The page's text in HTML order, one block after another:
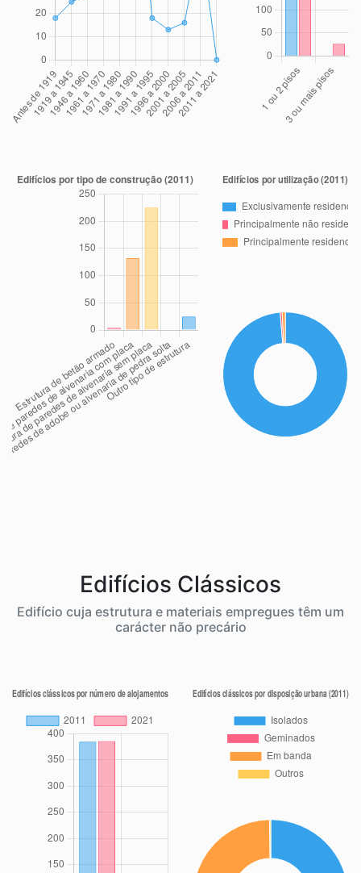
Edifícios Clássicos
Edifício cuja estrutura e materiais empregues têm um
carácter não precário